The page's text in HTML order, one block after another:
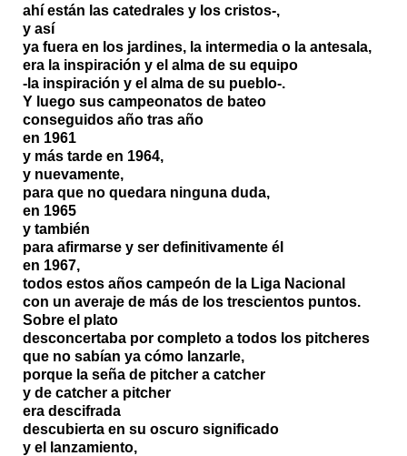
ahí están las catedrales y los cristos-,
y así
ya fuera en los jardines, la intermedia o la antesala,
era la inspiración y el alma de su equipo
-la inspiración y el alma de su pueblo-.
Y luego sus campeonatos de bateo
conseguidos año tras año
en 1961
y más tarde en 1964,
y nuevamente,
para que no quedara ninguna duda,
en 1965
y también
para afirmarse y ser definitivamente él
en 1967,
todos estos años campeón de la Liga Nacional
con un averaje de más de los trescientos puntos.
Sobre el plato
desconcertaba por completo a todos los pitcheres
que no sabían ya cómo lanzarle,
porque la seña de pitcher a catcher
y de catcher a pitcher
era descifrada
descubierta en su oscuro significado
y el lanzamiento,